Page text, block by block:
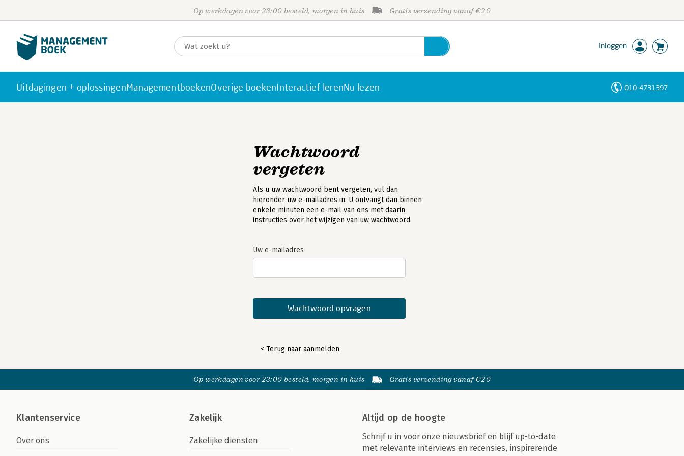
Op werkdagen voor 23:00 besteld, morgen in huis Gratis verzending vanaf €20
Inloggen
Uitdagingen + oplossingenManagementboekenOverige boekenInteractief lerenNu lezen 010-4731397
Wachtwoord
vergeten
Als u uw wachtwoord bent vergeten, vul dan
hieronder uw e-mailadres in. U ontvangt dan binnen
enkele minuten een e-mail van ons met daarin
instructies over het wijzigen van uw wachtwoord.
Uw e-mailadres
< Terug naar aanmelden
Op werkdagen voor 23:00 besteld, morgen in huis Gratis verzending vanaf €20
Klantenservice
Over ons
Zakelijk
Zakelijke diensten
Altijd op de hoogte
Schrijf u in voor onze nieuwsbrief en blijf up-to-date
met relevante interviews en recensies, inspirerende
Personen